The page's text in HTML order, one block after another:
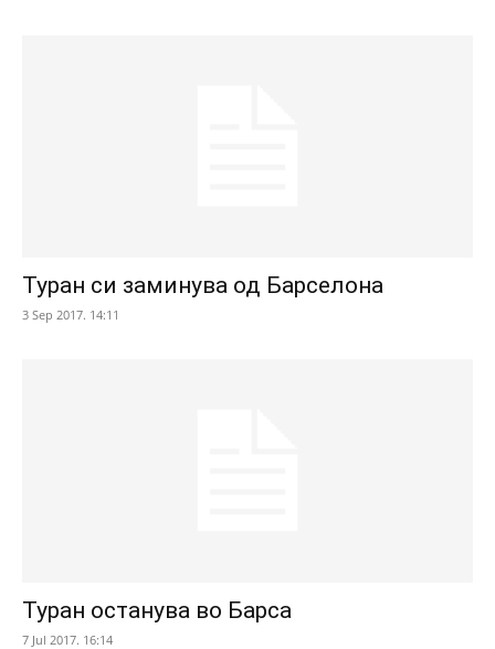
Туран си заминува од Барселона
3 Sep 2017. 14:11
Туран останува во Барса
7 Jul 2017. 16:14